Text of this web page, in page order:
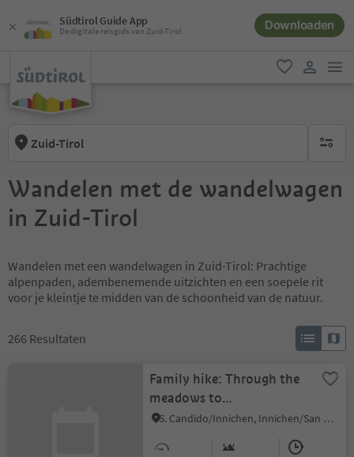
Südtirol Guide App
De digitale reisgids van Zuid-Tirol Downloaden
favoriet
Zuid-Tirol geen
Wandelen met de wandelwagen
in Zuid-Tirol
Wandelen met een wandelwagen in Zuid-Tirol: Prachtige
alpenpaden, adembenemende uitzichten en een soepele rit
voor je kleintje te midden van de schoonheid van de natuur.
266 Resultaten
Family hike: Through the
meadows to
Versicaco/Vierschach
S. Candido/Innichen, Innichen/San Candido, Dolomites Region 3 Zinnen